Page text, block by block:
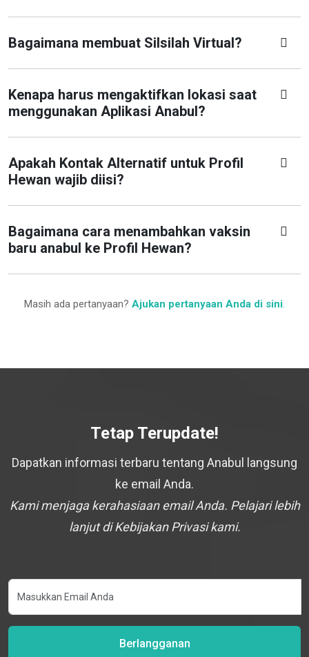
Bagaimana membuat Silsilah Virtual?
Kenapa harus mengaktifkan lokasi saat
menggunakan Aplikasi Anabul?
Apakah Kontak Alternatif untuk Profil
Hewan wajib diisi?
Bagaimana cara menambahkan vaksin
baru anabul ke Profil Hewan?
Masih ada pertanyaan? Ajukan pertanyaan Anda di sini.
Tetap Terupdate!
Dapatkan informasi terbaru tentang Anabul langsung
ke email Anda.
Kami menjaga kerahasiaan email Anda. Pelajari lebih
lanjut di Kebijakan Privasi kami.
Berlangganan